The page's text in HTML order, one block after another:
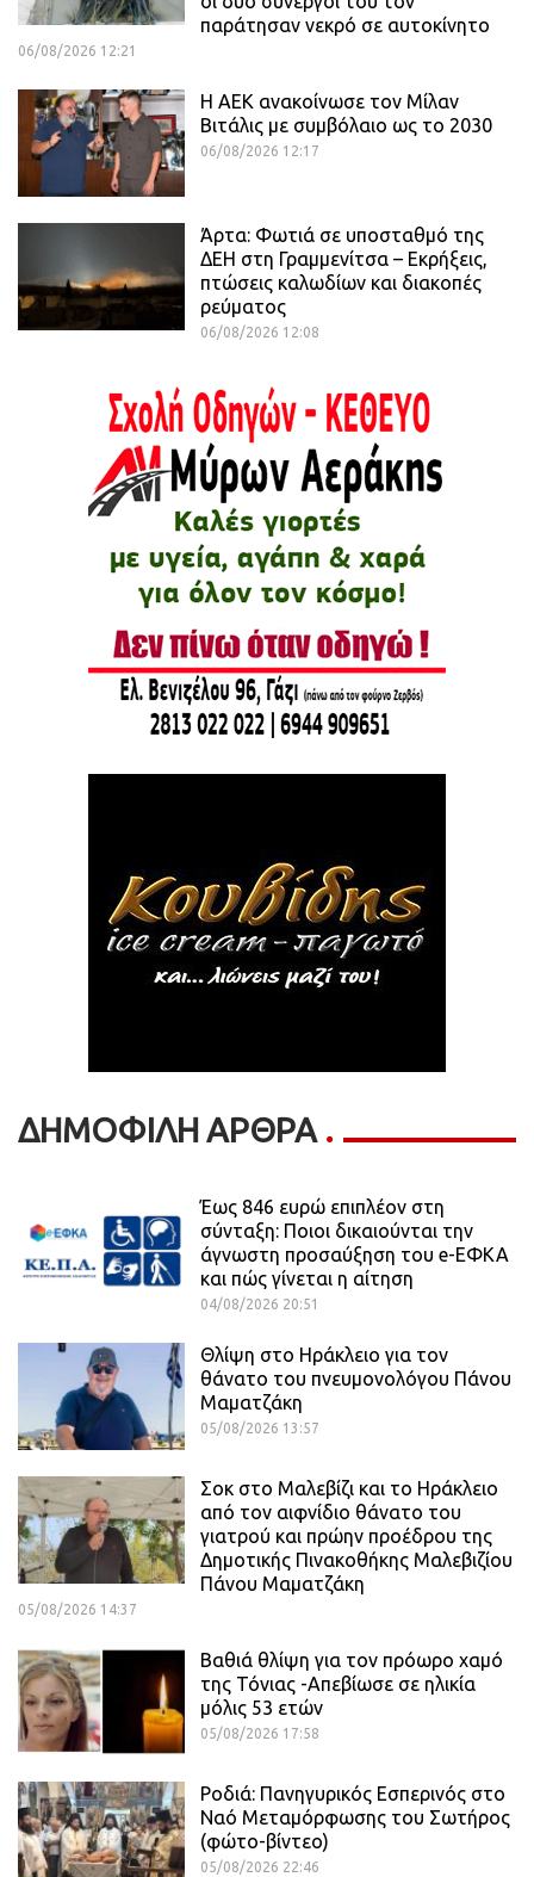
παράτησαν νεκρό σε αυτοκίνητο
06/08/2026 12:21
H ΑΕΚ ανακοίνωσε τον Μίλαν
Βιτάλις με συμβόλαιο ως το 2030
06/08/2026 12:17
Άρτα: Φωτιά σε υποσταθμό της
ΔΕΗ στη Γραμμενίτσα – Εκρήξεις,
πτώσεις καλωδίων και διακοπές
ρεύματος
06/08/2026 12:08
ΔΗΜΟΦΙΛΗ ΑΡΘΡΑ
Έως 846 ευρώ επιπλέον στη
σύνταξη: Ποιοι δικαιούνται την
άγνωστη προσαύξηση του e-ΕΦΚΑ
και πώς γίνεται η αίτηση
04/08/2026 20:51
Θλίψη στο Ηράκλειο για τον
θάνατο του πνευμονολόγου Πάνου
Μαματζάκη
05/08/2026 13:57
Σοκ στο Μαλεβίζι και το Ηράκλειο
από τον αιφνίδιο θάνατο του
γιατρού και πρώην προέδρου της
Δημοτικής Πινακοθήκης Μαλεβιζίου
Πάνου Μαματζάκη
05/08/2026 14:37
Βαθιά θλίψη για τον πρόωρο χαμό
της Τόνιας -Απεβίωσε σε ηλικία
μόλις 53 ετών
05/08/2026 17:58
Ροδιά: Πανηγυρικός Εσπερινός στο
Ναό Μεταμόρφωσης του Σωτήρος
(φώτο-βίντεο)
05/08/2026 22:46